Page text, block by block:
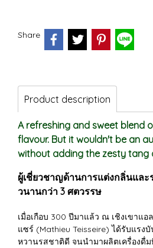
Share
Product description
A refreshing and sweet blend
flavour. But it wouldn't be an
without adding the zesty tang
ผู้เชี่ยวชาญด้านการแต่งกลิ่นและ
วนานกว่า 3 ศตวรรษ
เมื่อเกือบ 300 ปีมาแล้ว ณ เชิงเขาแอ
แซร์ (Mathieu Teisseire) ได้รับแรง
หวานรสชาติดี จนนำมาผลิตเครื่องดื่